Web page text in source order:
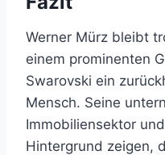
Werner Mürz bleibt
einem prominenten
Swarovski ein
Mensch. Seine
Immobiliensektor
Hintergrund zeigen,